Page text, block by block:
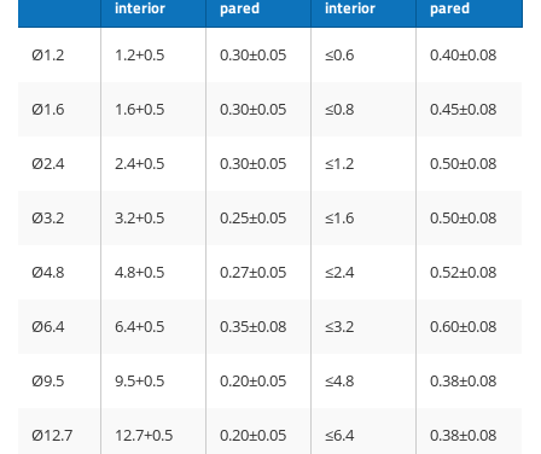
interior
pared
interior
pared
Ø1.2 1.2+0.5 0.30±0.05 ≤0.6 0.40±0.08
Ø1.6 1.6+0.5 0.30±0.05 ≤0.8 0.45±0.08
Ø2.4 2.4+0.5 0.30±0.05 ≤1.2 0.50±0.08
Ø3.2 3.2+0.5 0.25±0.05 ≤1.6 0.50±0.08
Ø4.8 4.8+0.5 0.27±0.05 ≤2.4 0.52±0.08
Ø6.4 6.4+0.5 0.35±0.08 ≤3.2 0.60±0.08
Ø9.5 9.5+0.5 0.20±0.05 ≤4.8 0.38±0.08
Ø12.7 12.7+0.5 0.20±0.05 ≤6.4 0.38±0.08